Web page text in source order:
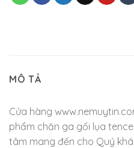
MÔ TẢ
Cửa hàng
phẩm chăn ga gối lụa
tâm mang đến cho Quý